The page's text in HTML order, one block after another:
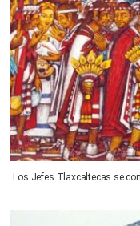
Los Jefes Tlaxcaltecas se